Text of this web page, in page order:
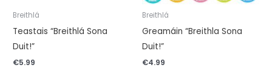
Breithlá
Teastais “Breithlá Sona
Duit!”
€5.99
Breithlá
Greamáin “Breithla Sona
Duit!”
€4.99